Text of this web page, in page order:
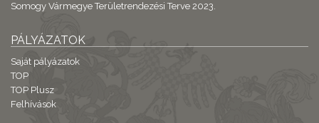
Somogy Vármegye Területrendezési Terve 2023.
PÁLYÁZATOK
Saját pályázatok
TOP
TOP Plusz
Felhívások